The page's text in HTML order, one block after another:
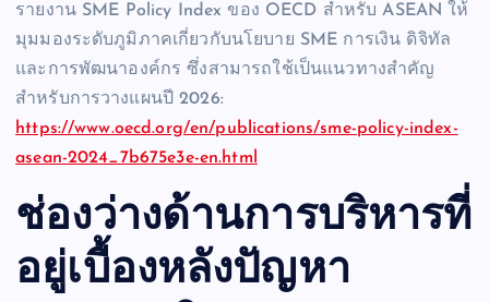
รายงาน SME Policy Index ของ OECD สำหรับ ASEAN ให้
มุมมองระดับภูมิภาคเกี่ยวกับนโยบาย SME การเงิน ดิจิทัล
และการพัฒนาองค์กร ซึ่งสามารถใช้เป็นแนวทางสำคัญ
สำหรับการวางแผนปี 2026:
https://www.oecd.org/en/publications/sme-policy-index-
asean-2024_7b675e3e-en.html
ช่องว่างด้านการบริหารที่
อยู่เบื้องหลังปัญหา